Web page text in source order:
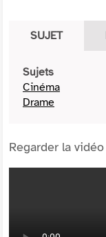
SUJET
Sujets
Cinéma
Drame
Regarder la vidéo